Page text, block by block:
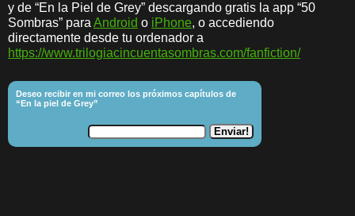
y de “En la Piel de Grey” descargando gratis la app “50
Sombras” para Android o iPhone, o accediendo
directamente desde tu ordenador a
https://www.trilogiacincuentasombras.com/fanfiction/
Deseo recibir en mi correo los próximos capítulos de
“En la piel de Grey”